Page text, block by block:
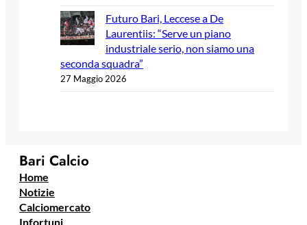
Futuro Bari, Leccese a De
Laurentiis: “Serve un piano
industriale serio, non siamo una
seconda squadra”
27 Maggio 2026
Bari Calcio
Home
Notizie
Calciomercato
Infortuni